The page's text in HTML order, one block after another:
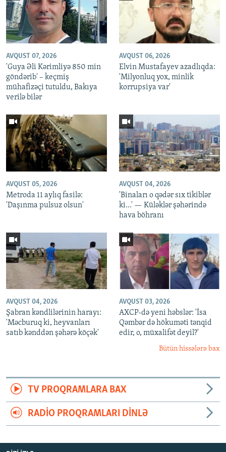
AVQUST 07, 2026
'Guya Əli Kərimliyə 850 min
göndərib' – keçmiş
mühafizəçi tutuldu, Bakıya
verilə bilər
AVQUST 06, 2026
Elvin Mustafayev azadlıqda:
'Milyonluq yox, minlik
korrupsiya var'
AVQUST 05, 2026
Metroda 11 aylıq fasilə:
'Daşınma pulsuz olsun'
AVQUST 04, 2026
'Binaları o qədər sıx tikiblər
ki...' — Küləklər şəhərində
hava böhranı
AVQUST 04, 2026
Şabran kəndlilərinin harayı:
'Məcburuq ki, heyvanları
satıb kənddən şəhərə köçək'
AVQUST 03, 2026
AXCP-də yeni həbslər: 'İsa
Qəmbər də hökuməti tənqid
edir, o, müxalifət deyil?'
Bütün hissələrə bax
TV PROQRAMLARA BAX
RADIO PROQRAMLARI DINLƏ